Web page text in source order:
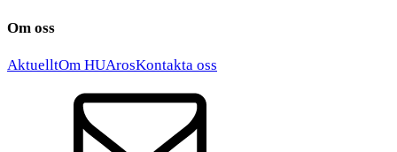
Om oss
AktuelltOm HUArosKontakta oss